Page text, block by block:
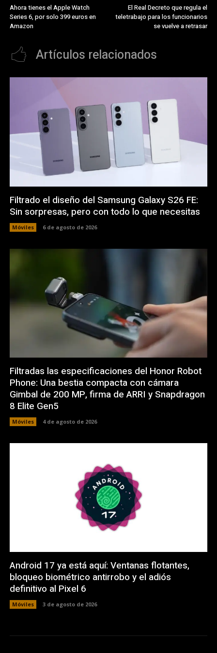
Ahora tienes el Apple Watch
Series 6, por solo 399 euros en
Amazon
El Real Decreto que regula el
teletrabajo para los funcionarios
se vuelve a retrasar
Artículos relacionados
Filtrado el diseño del Samsung Galaxy S26 FE:
Sin sorpresas, pero con todo lo que necesitas
Móviles 6 de agosto de 2026
Filtradas las especificaciones del Honor Robot
Phone: Una bestia compacta con cámara
Gimbal de 200 MP, firma de ARRI y Snapdragon
8 Elite Gen5
Móviles 4 de agosto de 2026
Android 17 ya está aquí: Ventanas flotantes,
bloqueo biométrico antirrobo y el adiós
definitivo al Pixel 6
Móviles 3 de agosto de 2026